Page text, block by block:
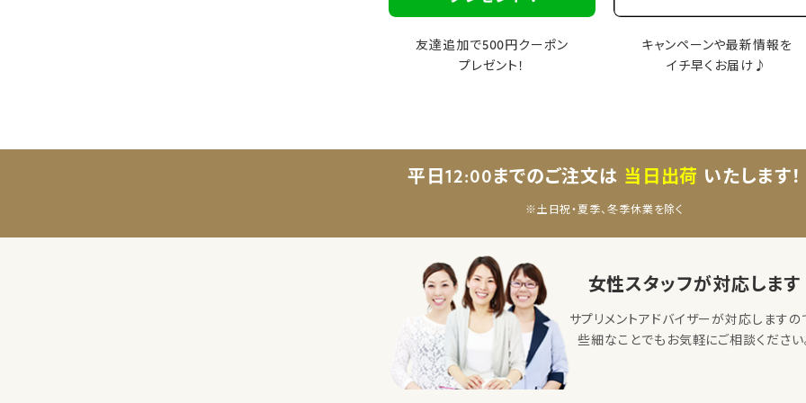
友達追加で500円クーポン
プレゼント！
キャンペーンや最新情報を
イチ早くお届け♪
平日12:00までのご注文は 当日出荷 いたします！
※土日祝・夏季、冬季休業を除く
女性スタッフが対応します
サプリメントアドバイザーが対応しますの
些細なことでもお気軽にご相談ください